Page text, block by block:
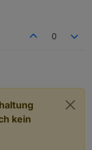
0
kein